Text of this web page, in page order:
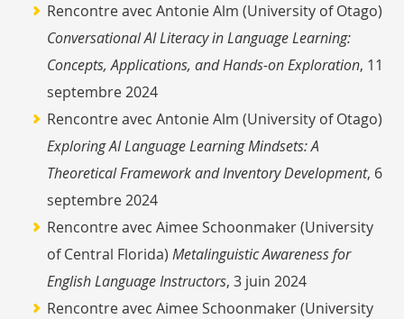
Rencontre avec Antonie Alm (University of Otago)
Conversational AI Literacy in Language Learning:
Concepts, Applications, and Hands-on Exploration, 11
septembre 2024
Rencontre avec Antonie Alm (University of Otago)
Exploring AI Language Learning Mindsets: A
Theoretical Framework and Inventory Development, 6
septembre 2024
Rencontre avec Aimee Schoonmaker (University
of Central Florida) Metalinguistic Awareness for
English Language Instructors, 3 juin 2024
Rencontre avec Aimee Schoonmaker (University